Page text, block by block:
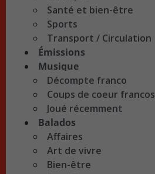
Santé et bien-être
Sports
Transport / Circulation
Émissions
Musique
Décompte franco
Coups de coeur francos
Joué récemment
Balados
Affaires
Art de vivre
Bien-être